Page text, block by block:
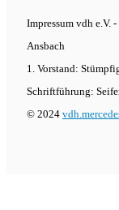
Impressum vdh e.V.
Ansbach
1. Vorstand:
Schriftführung:
© 2024